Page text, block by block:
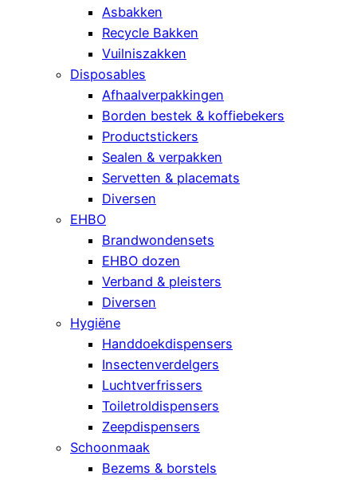
Asbakken
Recycle Bakken
Vuilniszakken
Disposables
Afhaalverpakkingen
Borden bestek & koffiebekers
Productstickers
Sealen & verpakken
Servetten & placemats
Diversen
EHBO
Brandwondensets
EHBO dozen
Verband & pleisters
Diversen
Hygiëne
Handdoekdispensers
Insectenverdelgers
Luchtverfrissers
Toiletroldispensers
Zeepdispensers
Schoonmaak
Bezems & borstels